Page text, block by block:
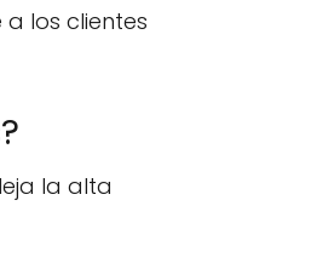
los clientes
la alta